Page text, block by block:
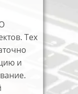
Тех
и